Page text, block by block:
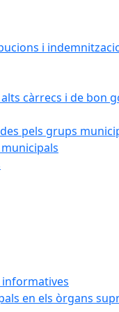
i
càrrecs i de bon
pels grups
informatives
en els òrgans